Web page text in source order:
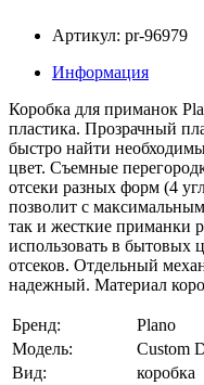
Артикул: pr-96979
Информация
Коробка для приманок
пластика. Прозрачный
быстро найти
цвет. Съемные
отсеки разных форм (4
позволит с
так и жесткие
использовать в бытовых
отсеков. Отдельный
надежный. Материал
Бренд:
Plano
Модель:
Custom
Вид:
коробка